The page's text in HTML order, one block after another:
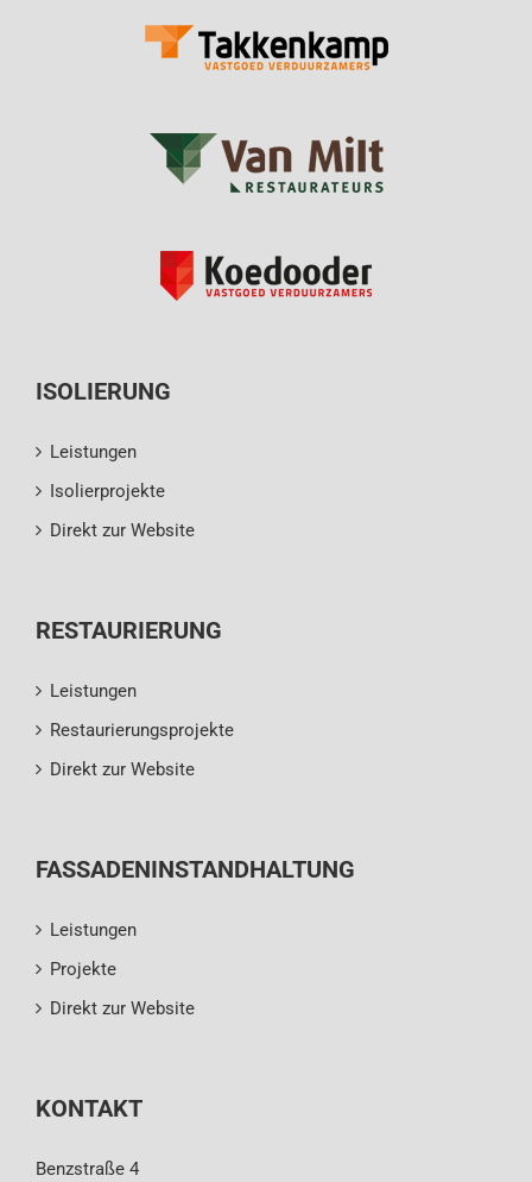
ISOLIERUNG
Leistungen
Isolierprojekte
Direkt zur Website
RESTAURIERUNG
Leistungen
Restaurierungsprojekte
Direkt zur Website
FASSADENINSTANDHALTUNG
Leistungen
Projekte
Direkt zur Website
KONTAKT
Benzstraße 4